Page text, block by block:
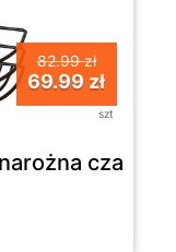
82.99 zł
69.99 zł
szt
czarna